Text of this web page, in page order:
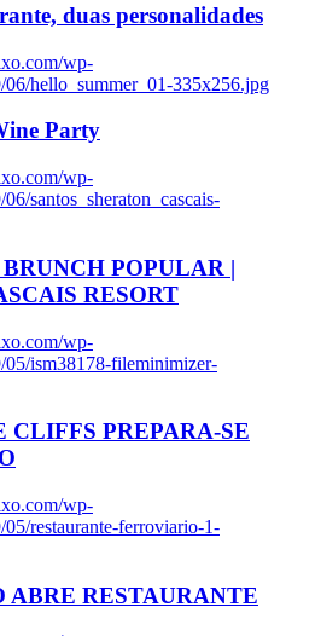
duas personalidades
wp-
06/hello_summer_01-335x256.jpg
Party
wp-
santos_sheraton_cascais-
POPULAR |
RESORT
wp-
05/ism38178-fileminimizer-
CLIFFS PREPARA-SE
wp-
restaurante-ferroviario-1-
ABRE RESTAURANTE